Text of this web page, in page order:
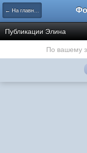
← На главную
Публикации Элина
По вашему